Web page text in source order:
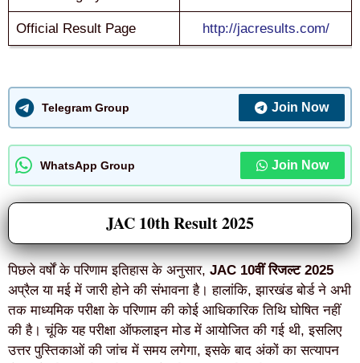
Official Result Page http://jacresults.com/
Telegram Group Join Now
WhatsApp Group Join Now
JAC 10th Result 2025
पिछले वर्षों के परिणाम इतिहास के अनुसार, JAC 10वीं रिजल्ट 2025
अप्रैल या मई में जारी होने की संभावना है। हालांकि, झारखंड बोर्ड ने अभी
तक माध्यमिक परीक्षा के परिणाम की कोई आधिकारिक तिथि घोषित नहीं
की है। चूंकि यह परीक्षा ऑफलाइन मोड में आयोजित की गई थी, इसलिए
उत्तर पुस्तिकाओं की जांच में समय लगेगा, इसके बाद अंकों का सत्यापन